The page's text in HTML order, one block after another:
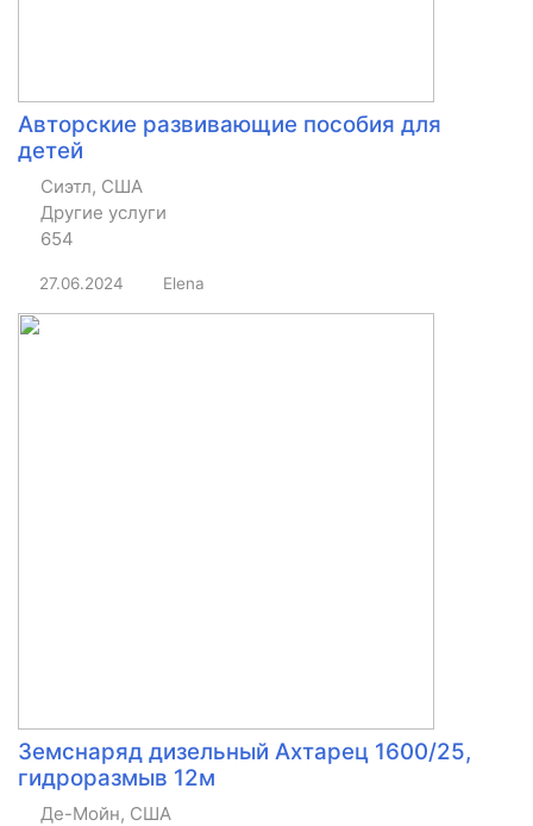
Авторские развивающие пособия для
детей
Сиэтл, США
Другие услуги
654
27.06.2024 Elena
Земснаряд дизельный Ахтарец 1600/25,
гидроразмыв 12м
Де-Мойн, США